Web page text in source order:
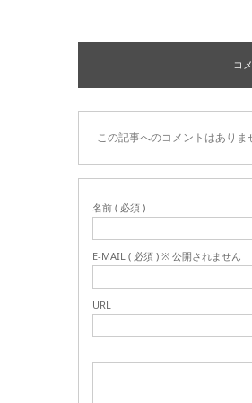
コ
この記事へのコメントはありま
名前 ( 必須 )
E-MAIL ( 必須 ) ※ 公開されません
URL